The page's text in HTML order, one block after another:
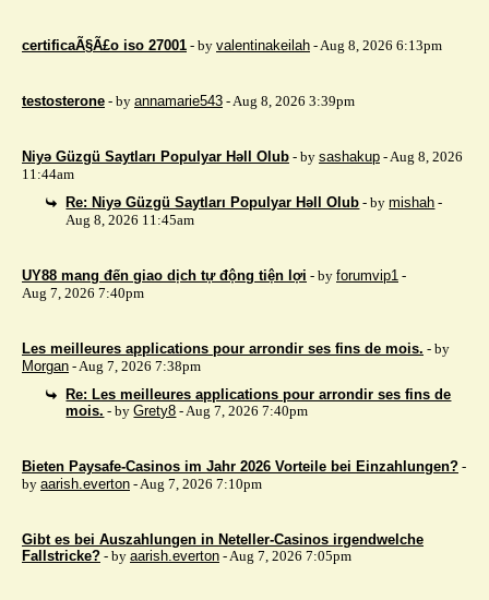
certificaÃ§Ã£o iso 27001 - by valentinakeilah - Aug 8, 2026 6:13pm
testosterone - by annamarie543 - Aug 8, 2026 3:39pm
Niyə Güzgü Saytları Populyar Həll Olub - by sashakup - Aug 8, 2026
11:44am
Re: Niyə Güzgü Saytları Populyar Həll Olub - bymishah -
Aug 8, 2026 11:45am
UY88 mang đến giao dịch tự động tiện lợi - by forumvip1 -
Aug 7, 2026 7:40pm
Les meilleures applications pour arrondir ses fins de mois. - by
Morgan - Aug 7, 2026 7:38pm
Re: Les meilleures applications pour arrondir ses fins de
mois. - byGrety8 - Aug 7, 2026 7:40pm
Bieten Paysafe-Casinos im Jahr 2026 Vorteile bei Einzahlungen? -
by aarish.everton - Aug 7, 2026 7:10pm
Gibt es bei Auszahlungen in Neteller-Casinos irgendwelche
Fallstricke? - by aarish.everton - Aug 7, 2026 7:05pm